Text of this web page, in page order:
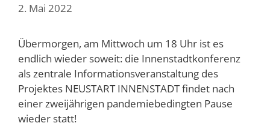
2. Mai 2022
Übermorgen, am Mittwoch um 18 Uhr ist es
endlich wieder soweit: die Innenstadtkonferenz
als zentrale Informationsveranstaltung des
Projektes NEUSTART INNENSTADT findet nach
einer zweijährigen pandemiebedingten Pause
wieder statt!